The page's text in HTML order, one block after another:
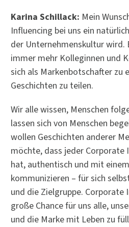
Karina Schillack: Mein
Influencing bei uns ein
der Unternehmenskultur wird.
immer mehr Kolleginnen und
sich als Markenbotschafter zu
Geschichten zu teilen.
Wir alle wissen, Menschen
lassen sich von Menschen
wollen Geschichten anderer
möchte, dass jeder Corporate
hat, authentisch und mit
kommunizieren – für sich
und die Zielgruppe. Corporate
große Chance für uns alle,
und die Marke mit Leben zu